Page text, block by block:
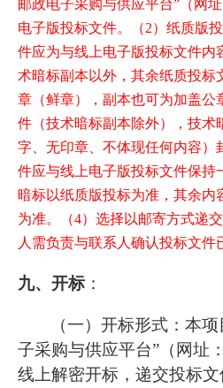
邮政电子采购与供应平台”（网址
电子版投标文件。（2）纸质版
件应为与线上电子版投标文件内
术暗标副本以外，其余纸质投标
章（鲜章），副本也可为加盖公
件（技术暗标副本除外），技术
字、无印章、不体现任何内容）
件应与线上电子版投标文件保持
暗标以纸质版投标为准，其余内
为准。（4）选择以邮寄方式递
人需负责与联系人确认投标文件
九、开标 ：
（一）开标形式：本
子采购与供应平台”（网址：
线上解密开标，递交投标